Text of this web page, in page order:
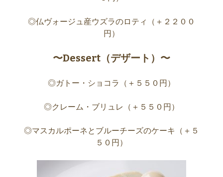
◎仏ヴォージュ産ウズラのロティ（＋２２００
円）
〜Dessert（デザート）〜
◎ガトー・ショコラ（＋５５０円）
◎クレーム・ブリュレ（＋５５０円）
◎マスカルポーネとブルーチーズのケーキ（＋５
５０円）